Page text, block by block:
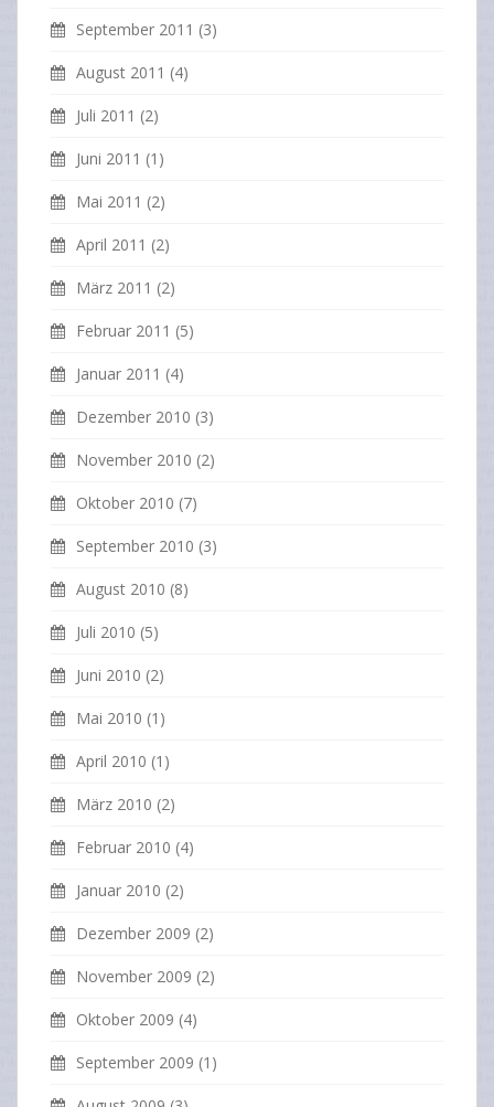
September 2011 (3)
August 2011 (4)
Juli 2011 (2)
Juni 2011 (1)
Mai 2011 (2)
April 2011 (2)
März 2011 (2)
Februar 2011 (5)
Januar 2011 (4)
Dezember 2010 (3)
November 2010 (2)
Oktober 2010 (7)
September 2010 (3)
August 2010 (8)
Juli 2010 (5)
Juni 2010 (2)
Mai 2010 (1)
April 2010 (1)
März 2010 (2)
Februar 2010 (4)
Januar 2010 (2)
Dezember 2009 (2)
November 2009 (2)
Oktober 2009 (4)
September 2009 (1)